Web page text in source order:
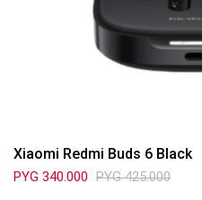
Xiaomi Redmi Buds 6 Black
PYG 340.000 PYG 425.000